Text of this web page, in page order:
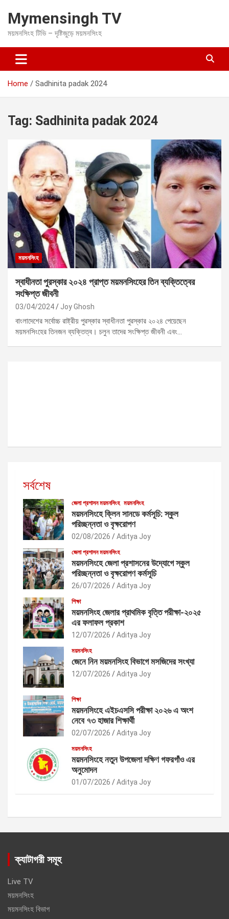
t
c
Mymensingh TV
ময়মনসিংহ টিভি – দৃষ্টিজুড়ে ময়মনসিংহ
Home Sadhinita padak 2024
Tag: Sadhinita padak 2024
ময়মনসিংহ
স্বাধীনতা পুরস্কার ২০২৪ প্রাপ্ত ময়মনসিংহের তিন ব্যক্তিত্বের
সংক্ষিপ্ত জীবনী
03/04/2024 Joy Ghosh
বাংলাদেশের সর্বোচ্চ রাষ্ট্রীয় পুরস্কার স্বাধীনতা পুরস্কার ২০২৪ পেয়েছেন
ময়মনসিংহের তিনজন ব্যক্তিত্ব। চলুন তাদের সংক্ষিপ্ত জীবনী এবং…
সর্বশেষ
জেলা প্রশাসন ময়মনসিংহ ময়মনসিংহ
ময়মনসিংহে ক্লিন সানডে কর্মসূচি: স্কুল
পরিচ্ছন্নতা ও বৃক্ষরোপণ
02/08/2026 Aditya Joy
জেলা প্রশাসন ময়মনসিংহ
ময়মনসিংহে জেলা প্রশাসনের উদ্যোগে স্কুল
পরিচ্ছন্নতা ও বৃক্ষরোপণ কর্মসূচি
26/07/2026 Aditya Joy
শিক্ষা
ময়মনসিংহ জেলার প্রাথমিক বৃত্তি পরীক্ষা-২০২৫
এর ফলাফল প্রকাশ
12/07/2026 Aditya Joy
ময়মনসিংহ
জেনে নিন ময়মনসিংহ বিভাগে মসজিদের সংখ্যা
12/07/2026 Aditya Joy
শিক্ষা
ময়মনসিংহে এইচএসসি পরীক্ষা ২০২৬ এ অংশ
নেবে ৭৩ হাজার শিক্ষার্থী
02/07/2026 Aditya Joy
ময়মনসিংহ
ময়মনসিংহে নতুন উপজেলা দক্ষিণ গফরগাঁও এর
অনুমোদন
01/07/2026 Aditya Joy
ক্যাটাগরী সমূহ
Live TV
ময়মনসিংহ
ময়মনসিংহ বিভাগ